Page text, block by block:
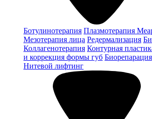
Ботулинотерапия Плазмотерапия
Мезотерапия лица Редермализация
Коллагенотерапия Контурная
и коррекция формы губ Биорепарация
Нитевой лифтинг